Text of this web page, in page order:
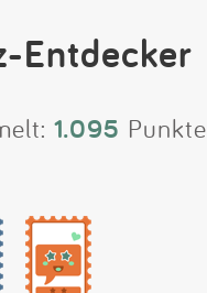
Entdecker
1.095 Punkte